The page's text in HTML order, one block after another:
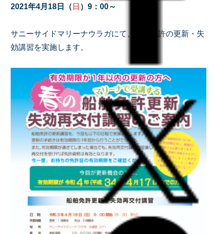
2021年4月18日（ 日 ）9：00～
サニーサイドマリーナウラガにて、船舶免許の更新・失
効講習を実施します。